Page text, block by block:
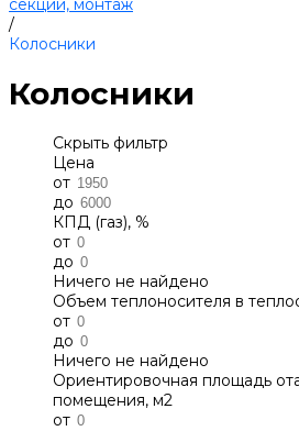
секций, монтаж
/
Колосники
Колосники
Скрыть фильтр
Цена
от
до
КПД (газ), %
от
до
Ничего не найдено
Объем теплоносителя в
от
до
Ничего не найдено
Ориентировочная площадь
помещения, м2
от